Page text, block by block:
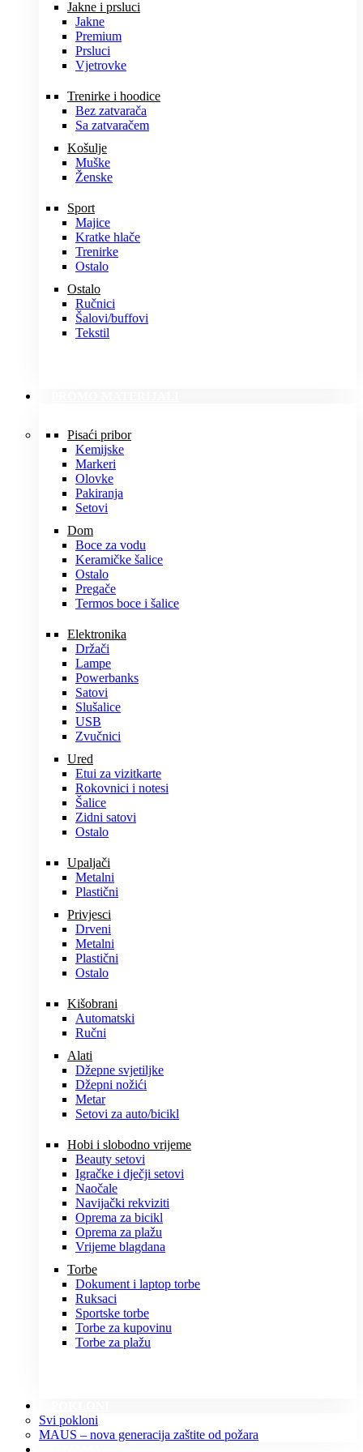
Jakne i prsluci
Jakne
Premium
Prsluci
Vjetrovke
Trenirke i hoodice
Bez zatvarača
Sa zatvaračem
Košulje
Muške
Ženske
Sport
Majice
Kratke hlače
Trenirke
Ostalo
Ostalo
Ručnici
Šalovi/buffovi
Tekstil
Pisaći pribor
Kemijske
Markeri
Olovke
Pakiranja
Setovi
Dom
Boce za vodu
Keramičke šalice
Ostalo
Pregače
Termos boce i šalice
Elektronika
Držači
Lampe
Powerbanks
Satovi
Slušalice
USB
Zvučnici
Ured
Etui za vizitkarte
Rokovnici i notesi
Šalice
Zidni satovi
Ostalo
Upaljači
Metalni
Plastični
Privjesci
Drveni
Metalni
Plastični
Ostalo
Kišobrani
Automatski
Ručni
Alati
Džepne svjetiljke
Džepni nožići
Metar
Setovi za auto/bicikl
Hobi i slobodno vrijeme
Beauty setovi
Igračke i dječji setovi
Naočale
Navijački rekviziti
Oprema za bicikl
Oprema za plažu
Vrijeme blagdana
Torbe
Dokument i laptop torbe
Ruksaci
Sportske torbe
Torbe za kupovinu
Torbe za plažu
Svi pokloni
MAUS – nova generacija zaštite od požara